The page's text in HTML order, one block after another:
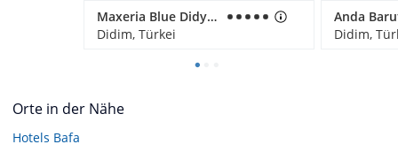
Maxeria Blue Didyma
Didim, Türkei
Didim,
Orte in der Nähe
Hotels Bafa